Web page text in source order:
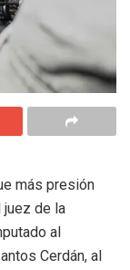
más presión
juez de la
al
Cerdán, al